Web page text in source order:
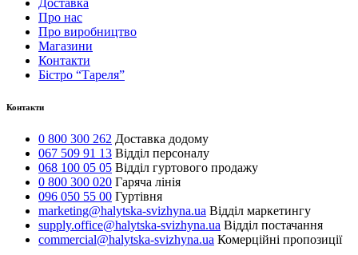
Доставка
Про нас
Про виробництво
Магазини
Контакти
Бістро “Тареля”
Контакти
0 800 300 262 Доставка додому
067 509 91 13 Відділ персоналу
068 100 05 05 Відділ гуртового продажу
0 800 300 020 Гаряча лінія
096 050 55 00 Гуртівня
marketing@halytska-svizhyna.ua Відділ маркетингу
supply.office@halytska-svizhyna.ua Відділ постачання
commercial@halytska-svizhyna.ua Комерційні пропозиції